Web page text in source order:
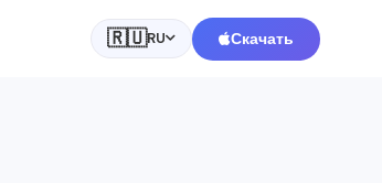
🇷🇺RU Скачать